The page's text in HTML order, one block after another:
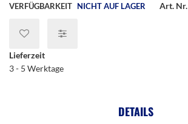
VERFÜGBARKEIT NICHT AUF LAGER Art. Nr.
Lieferzeit
3 - 5 Werktage
DETAILS